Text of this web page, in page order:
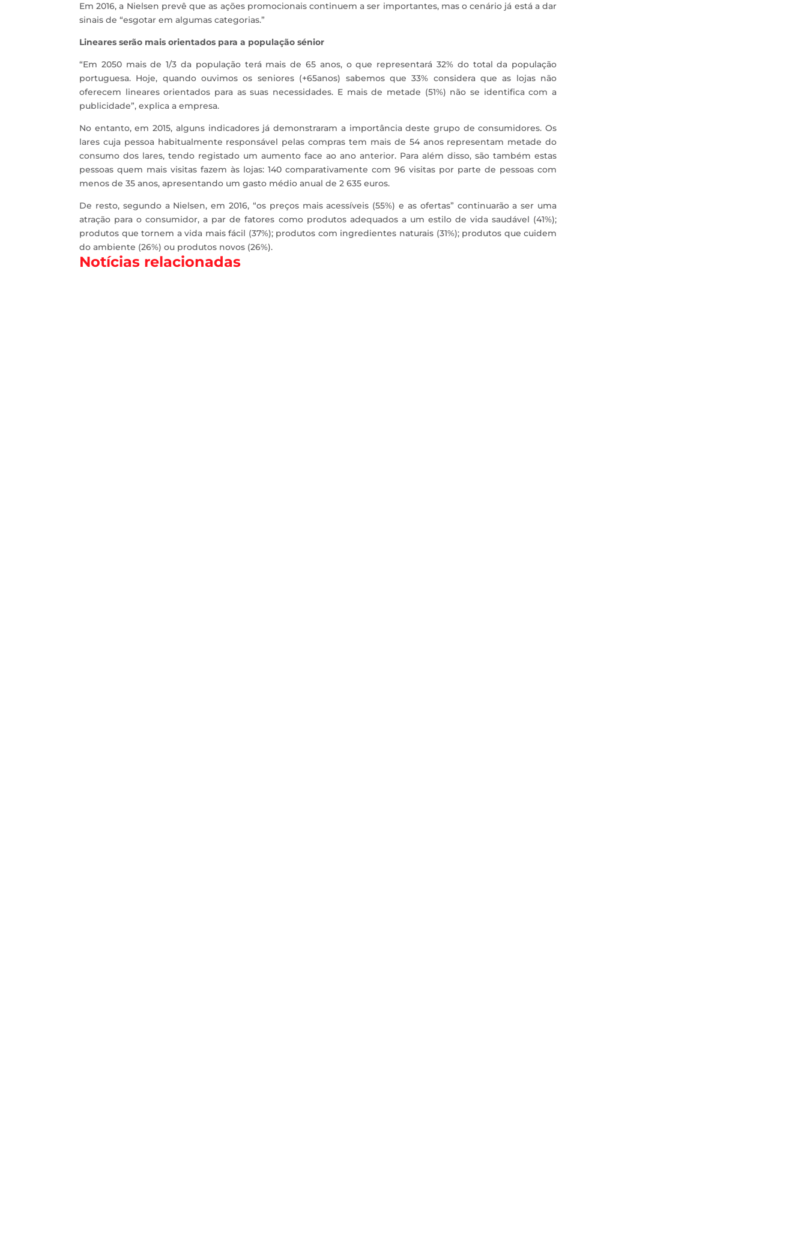
Em 2016, a Nielsen prevê que as ações promocionais continuem a ser importantes, mas o cenário já está a dar
sinais de “esgotar em algumas categorias.”
Lineares serão mais orientados para a população sénior
“Em 2050 mais de 1/3 da população terá mais de 65 anos, o que representará 32% do total da população
portuguesa. Hoje, quando ouvimos os seniores (+65anos) sabemos que 33% considera que as lojas não
oferecem lineares orientados para as suas necessidades. E mais de metade (51%) não se identifica com a
publicidade”, explica a empresa.
No entanto, em 2015, alguns indicadores já demonstraram a importância deste grupo de consumidores. Os
lares cuja pessoa habitualmente responsável pelas compras tem mais de 54 anos representam metade do
consumo dos lares, tendo registado um aumento face ao ano anterior. Para além disso, são também estas
pessoas quem mais visitas fazem às lojas: 140 comparativamente com 96 visitas por parte de pessoas com
menos de 35 anos, apresentando um gasto médio anual de 2 635 euros.
De resto, segundo a Nielsen, em 2016, “os preços mais acessíveis (55%) e as ofertas” continuarão a ser uma
atração para o consumidor, a par de fatores como produtos adequados a um estilo de vida saudável (41%);
produtos que tornem a vida mais fácil (37%); produtos com ingredientes naturais (31%); produtos que cuidem
do ambiente (26%) ou produtos novos (26%).
Notícias relacionadas